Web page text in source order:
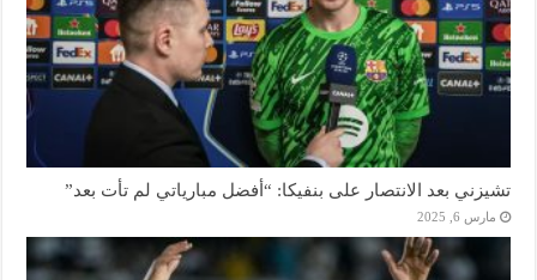
تشيزني بعد الانتصار على بنفيكا: “أفضل مبارياتي لم تأت بعد”
مارس 6, 2025